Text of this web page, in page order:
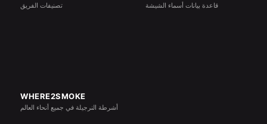
تصنيفات الفريق قاعدة بيانات أسماء الشيشة
WHERE2SMOKE
أشرطة النرجيلة في جميع أنحاء العالم